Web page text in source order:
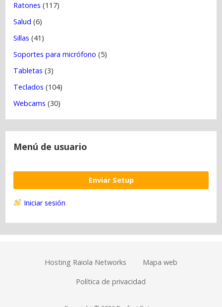
Ratones (117)
Salud (6)
Sillas (41)
Soportes para micrófono (5)
Tabletas (3)
Teclados (104)
Webcams (30)
Menú de usuario
Enviar Setup
Iniciar sesión
Hosting Raiola Networks Mapa web
Política de privacidad